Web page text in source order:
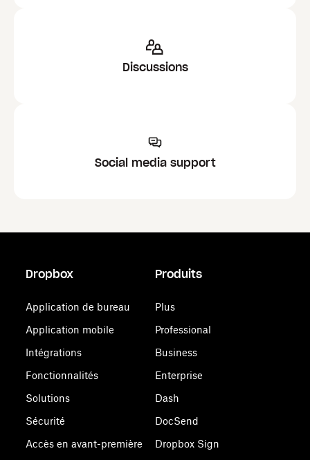
Discussions
Social media support
Dropbox
Application de bureau
Application mobile
Intégrations
Fonctionnalités
Solutions
Sécurité
Accès en avant-première
Produits
Plus
Professional
Business
Enterprise
Dash
DocSend
Dropbox Sign